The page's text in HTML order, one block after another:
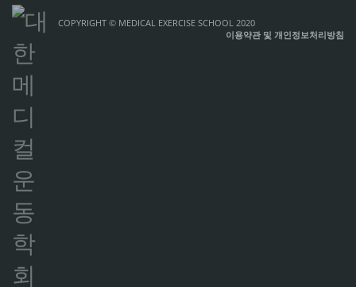
COPYRIGHT © MEDICAL EXERCISE SCHOOL 2020
이용약관 및 개인정보처리방침